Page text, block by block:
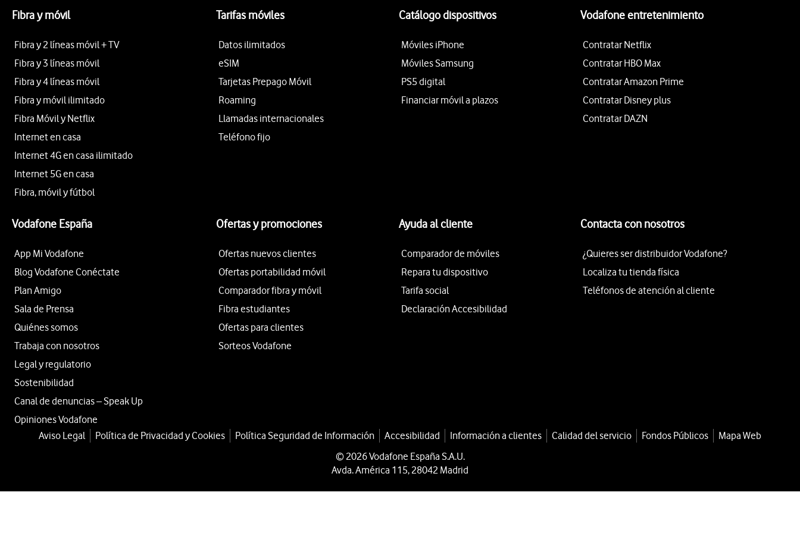
Fibra y móvil
Fibra y 2 líneas móvil + TV
Fibra y 3 líneas móvil
Fibra y 4 líneas móvil
Fibra y móvil ilimitado
Fibra Móvil y Netflix
Internet en casa
Internet 4G en casa ilimitado
Internet 5G en casa
Fibra, móvil y fútbol
Tarifas móviles
Datos ilimitados
eSIM
Tarjetas Prepago Móvil
Roaming
Llamadas internacionales
Teléfono fijo
Catálogo dispositivos
Móviles iPhone
Móviles Samsung
PS5 digital
Financiar móvil a plazos
Vodafone entretenimiento
Contratar Netflix
Contratar HBO Max
Contratar Amazon Prime
Contratar Disney plus
Contratar DAZN
Vodafone España
App Mi Vodafone
Blog Vodafone Conéctate
Plan Amigo
Sala de Prensa
Quiénes somos
Trabaja con nosotros
Legal y regulatorio
Sostenibilidad
Canal de denuncias – Speak Up
Opiniones Vodafone
Ofertas y promociones
Ofertas nuevos clientes
Ofertas portabilidad móvil
Comparador fibra y móvil
Fibra estudiantes
Ofertas para clientes
Sorteos Vodafone
Ayuda al cliente
Comparador de móviles
Repara tu dispositivo
Tarifa social
Declaración Accesibilidad
Contacta con nosotros
¿Quieres ser distribuidor Vodafone?
Localiza tu tienda física
Teléfonos de atención al cliente
Aviso Legal Política de Privacidad y Cookies Política Seguridad de Información Accesibilidad Información a clientes Calidad del servicio Fondos Públicos
Mapa Web
© 2026 Vodafone España S.A.U.
Avda. América 115, 28042 Madrid